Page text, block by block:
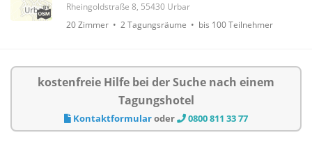
Rheingoldstraße 8, 55430 Urbar
20 Zimmer • 2 Tagungsräume • bis 100 Teilnehmer
kostenfreie Hilfe bei der Suche nach einem
Tagungshotel
Kontaktformularoder 0800 811 33 77